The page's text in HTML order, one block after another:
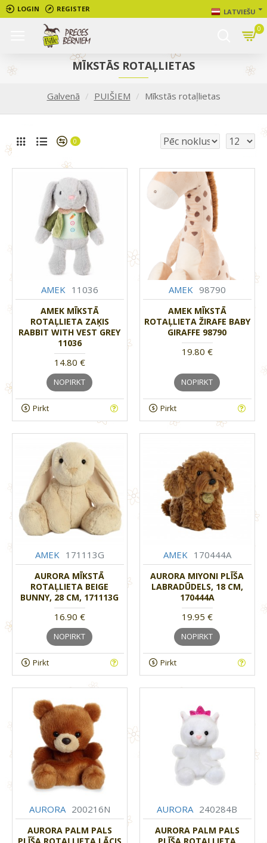
LOGIN REGISTER LATVIEŠU
0
Galvenā PUIŠIEM Mīkstās rotaļlietas
MĪKSTĀS ROTAĻLIETAS
0
AMEK 11036
AMEK MĪKSTĀ
ROTAĻLIETA ZAĶIS
RABBIT WITH VEST GREY
11036
14.80 €
NOPIRKT
Pirkt
AMEK 98790
AMEK MĪKSTĀ
ROTAĻLIETA ŽIRAFE BABY
GIRAFFE 98790
19.80 €
NOPIRKT
Pirkt
AMEK 171113G
AURORA MĪKSTĀ
ROTAĻLIETA BEIGE
BUNNY, 28 CM, 171113G
16.90 €
NOPIRKT
Pirkt
AMEK 170444A
AURORA MIYONI PLĪŠA
LABRADŪDELS, 18 CM,
170444A
19.95 €
NOPIRKT
Pirkt
AURORA 200216N
AURORA PALM PALS
AURORA 240284B
AURORA PALM PALS